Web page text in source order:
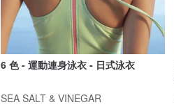
6 色 - 運動連身泳衣 - 日式泳衣
SEA SALT & VINEGAR